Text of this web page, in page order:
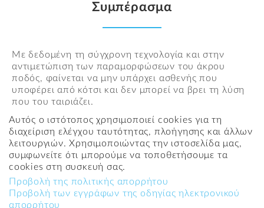
Συμπέρασμα
Με δεδομένη τη σύγχρονη τεχνολογία και στην
αντιμετώπιση των παραμορφώσεων του άκρου
ποδός, φαίνεται να μην υπάρχει ασθενής που
υποφέρει από κότσι και δεν μπορεί να βρει τη λύση
που του ταιριάζει.
Η επίσκεψη στον ορθοπαιδικό είναι η αρχή του
τέλους για να βρείτε θεραπεία για το
παραμορφωμένο, αντιαισθητικό και δυσλειτουργικό
πόδι σας.
Δώστε την ευκαιρία στον εαυτό σας να φορέσετε
πάλι τα αξεσουάρ εκείνα που σας ανεβάζουν!!!
Αυτός ο ιστότοπος χρησιμοποιεί cookies για τη
διαχείριση ελέγχου ταυτότητας, πλοήγησης και άλλων
λειτουργιών. Χρησιμοποιώντας την ιστοσελίδα μας,
συμφωνείτε ότι μπορούμε να τοποθετήσουμε τα
cookies στη συσκευή σας.
Προβολή της πολιτικής απορρήτου
Προβολή των εγγράφων της οδηγίας ηλεκτρονικού
απορρήτου